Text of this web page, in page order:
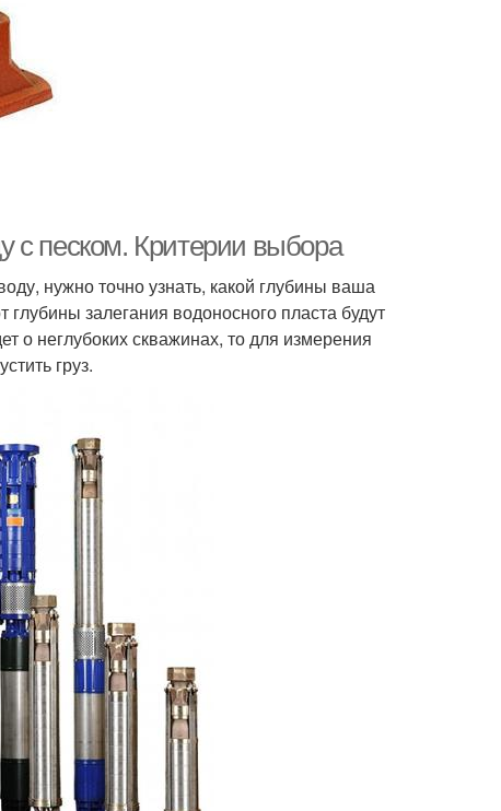
с песком. Критерии выбора
нужно точно узнать, какой глубины ваша
залегания водоносного пласта будут
о неглубоких скважинах, то для измерения
груз.